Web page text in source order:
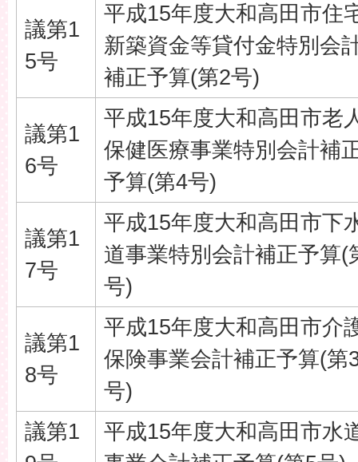
議第1
5号
平成15年度大和高田市住
新築資金等貸付金特別会
補正予算(第2号)
議第1
6号
平成15年度大和高田市老
保健医療事業特別会計補
予算(第4号)
議第1
7号
平成15年度大和高田市下
道事業特別会計補正予算(
号)
議第1
8号
平成15年度大和高田市介
保険事業会計補正予算(第
号)
議第1
平成15年度大和高田市水